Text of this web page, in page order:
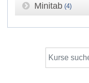
Minitab (4)
Kurse suchen